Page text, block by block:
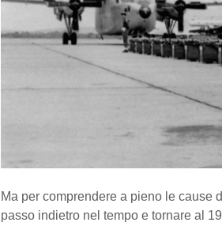
Ma per comprendere a pieno le cause
passo indietro nel tempo e tornare al